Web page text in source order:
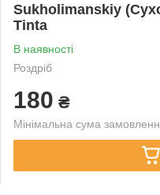
Sukholimanskiy
Tinta
В наявності
Роздріб
180 ₴
Мінімальна сума